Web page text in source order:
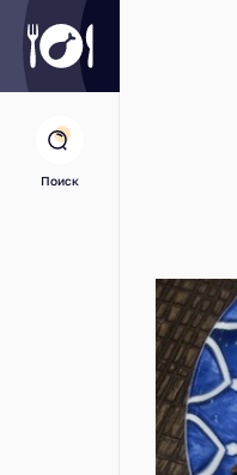
Поиск